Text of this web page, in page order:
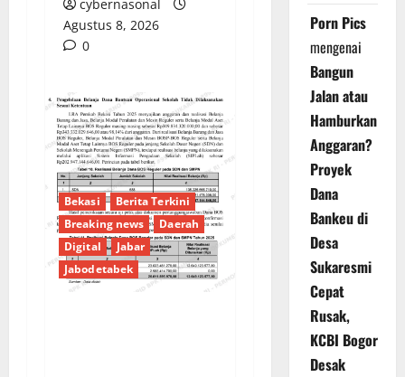
cybernasonal
Agustus 8, 2026
0
Bekasi
Berita Terkini
Breaking news
Daerah
Digital
Jabar
Jabodetabek
Porn Pics
mengenai
Bangun
Jalan atau
Hamburkan
Anggaran?
Proyek
Dana
Bankeu di
Desa
Sukaresmi
Cepat
Rusak,
KCBI Bogor
Desak